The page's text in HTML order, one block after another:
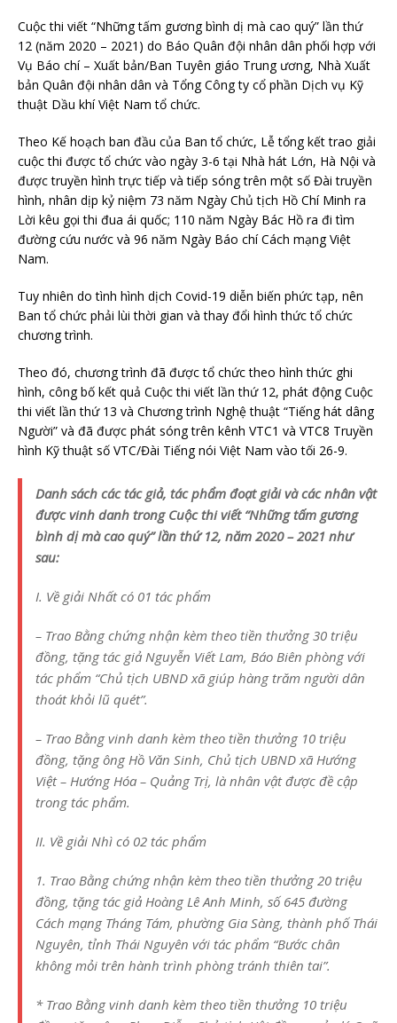
Cuộc thi viết “Những tấm gương bình dị mà cao quý” lần thứ
12 (năm 2020 – 2021) do Báo Quân đội nhân dân phối hợp với
Vụ Báo chí – Xuất bản/Ban Tuyên giáo Trung ương, Nhà Xuất
bản Quân đội nhân dân và Tổng Công ty cổ phần Dịch vụ Kỹ
thuật Dầu khí Việt Nam tổ chức.
Theo Kế hoạch ban đầu của Ban tổ chức, Lễ tổng kết trao giải
cuộc thi được tổ chức vào ngày 3-6 tại Nhà hát Lớn, Hà Nội và
được truyền hình trực tiếp và tiếp sóng trên một số Đài truyền
hình, nhân dịp kỷ niệm 73 năm Ngày Chủ tịch Hồ Chí Minh ra
Lời kêu gọi thi đua ái quốc; 110 năm Ngày Bác Hồ ra đi tìm
đường cứu nước và 96 năm Ngày Báo chí Cách mạng Việt
Nam.
Tuy nhiên do tình hình dịch Covid-19 diễn biến phức tạp, nên
Ban tổ chức phải lùi thời gian và thay đổi hình thức tổ chức
chương trình.
Theo đó, chương trình đã được tổ chức theo hình thức ghi
hình, công bố kết quả Cuộc thi viết lần thứ 12, phát động Cuộc
thi viết lần thứ 13 và Chương trình Nghệ thuật “Tiếng hát dâng
Người” và đã được phát sóng trên kênh VTC1 và VTC8 Truyền
hình Kỹ thuật số VTC/Đài Tiếng nói Việt Nam vào tối 26-9.
Danh sách các tác giả, tác phẩm đoạt giải và các nhân vật
được vinh danh trong Cuộc thi viết “Những tấm gương
bình dị mà cao quý” lần thứ 12, năm 2020 – 2021 như
sau:
I. Về giải Nhất có 01 tác phẩm
– Trao Bằng chứng nhận kèm theo tiền thưởng 30 triệu
đồng, tặng tác giả Nguyễn Viết Lam, Báo Biên phòng với
tác phẩm “Chủ tịch UBND xã giúp hàng trăm người dân
thoát khỏi lũ quét”.
– Trao Bằng vinh danh kèm theo tiền thưởng 10 triệu
đồng, tặng ông Hồ Văn Sinh, Chủ tịch UBND xã Hướng
Việt – Hướng Hóa – Quảng Trị, là nhân vật được đề cập
trong tác phẩm.
II. Về giải Nhì có 02 tác phẩm
1. Trao Bằng chứng nhận kèm theo tiền thưởng 20 triệu
đồng, tặng tác giả Hoàng Lê Anh Minh, số 645 đường
Cách mạng Tháng Tám, phường Gia Sàng, thành phố Thái
Nguyên, tỉnh Thái Nguyên với tác phẩm “Bước chân
không mỏi trên hành trình phòng tránh thiên tai”.
* Trao Bằng vinh danh kèm theo tiền thưởng 10 triệu